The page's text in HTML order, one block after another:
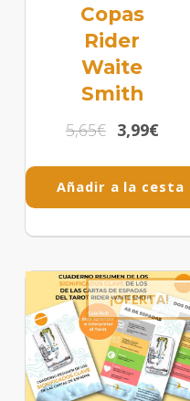
Copas
Rider
Waite
Smith
5,65€ 3,99€
Añadir a la cesta
¡OFERTA!